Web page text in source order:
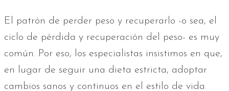
El patrón de perder peso y recuperarlo -o sea, el
ciclo de pérdida y recuperación del peso- es muy
común. Por eso, los especialistas insistimos en que,
en lugar de seguir una dieta estricta, adoptar
cambios sanos y continuos en el estilo de vida